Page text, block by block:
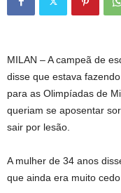
MILAN – A campeã de
disse que estava
para as Olimpíadas de
queriam se aposentar
sair por lesão.
A mulher de 34 anos
que ainda era muito